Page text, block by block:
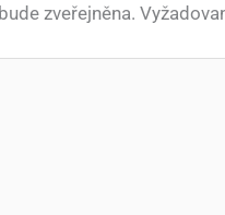
zveřejněna.